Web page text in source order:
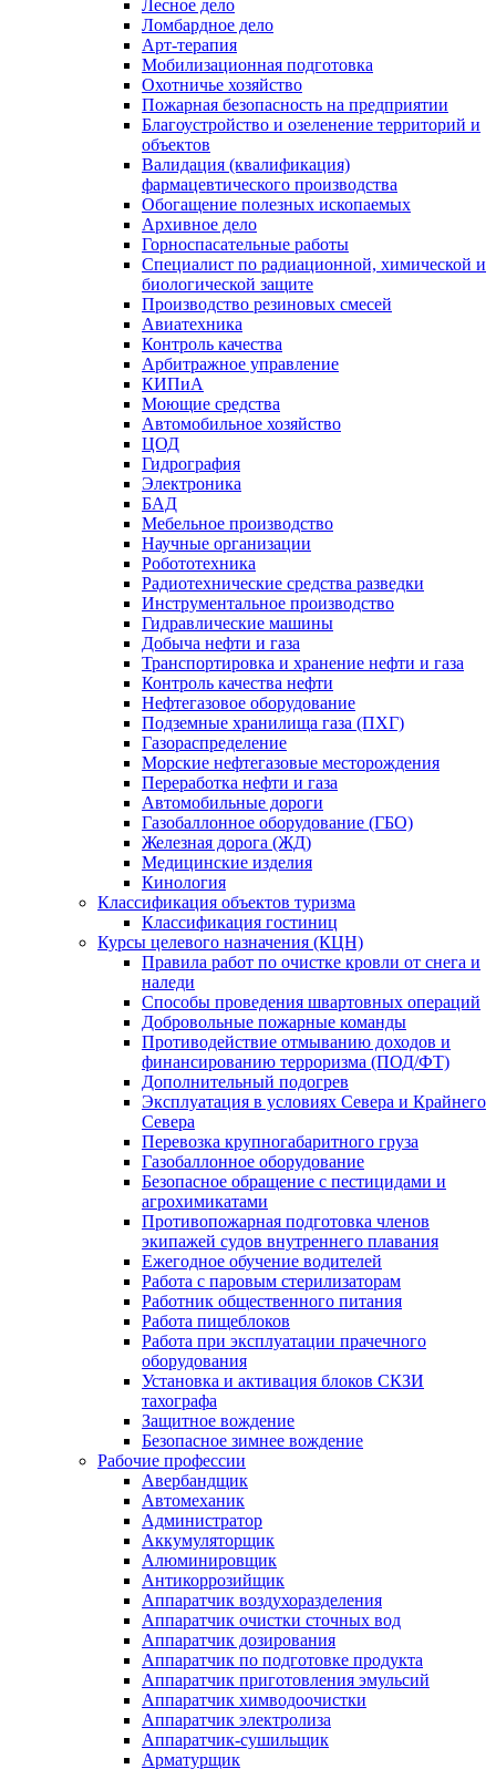
Лесное дело
Ломбардное дело
Арт-терапия
Мобилизационная подготовка
Охотничье хозяйство
Пожарная безопасность на предприятии
Благоустройство и озеленение территорий и
объектов
Валидация (квалификация)
фармацевтического производства
Обогащение полезных ископаемых
Архивное дело
Горноспасательные работы
Специалист по радиационной, химической и
биологической защите
Производство резиновых смесей
Авиатехника
Контроль качества
Арбитражное управление
КИПиА
Моющие средства
Автомобильное хозяйство
ЦОД
Гидрография
Электроника
БАД
Мебельное производство
Научные организации
Робототехника
Радиотехнические средства разведки
Инструментальное производство
Гидравлические машины
Добыча нефти и газа
Транспортировка и хранение нефти и газа
Контроль качества нефти
Нефтегазовое оборудование
Подземные хранилища газа (ПХГ)
Газораспределение
Морские нефтегазовые месторождения
Переработка нефти и газа
Автомобильные дороги
Газобаллонное оборудование (ГБО)
Железная дорога (ЖД)
Медицинские изделия
Кинология
Классификация объектов туризма
Классификация гостиниц
Курсы целевого назначения (КЦН)
Правила работ по очистке кровли от снега и
наледи
Способы проведения швартовных операций
Добровольные пожарные команды
Противодействие отмыванию доходов и
финансированию терроризма (ПОД/ФТ)
Дополнительный подогрев
Эксплуатация в условиях Севера и Крайнего
Севера
Перевозка крупногабаритного груза
Газобаллонное оборудование
Безопасное обращение с пестицидами и
агрохимикатами
Противопожарная подготовка членов
экипажей судов внутреннего плавания
Ежегодное обучение водителей
Работа с паровым стерилизаторам
Работник общественного питания
Работа пищеблоков
Работа при эксплуатации прачечного
оборудования
Установка и активация блоков СКЗИ
тахографа
Защитное вождение
Безопасное зимнее вождение
Рабочие профессии
Авербандщик
Автомеханик
Администратор
Аккумуляторщик
Алюминировщик
Антикоррозийщик
Аппаратчик воздухоразделения
Аппаратчик очистки сточных вод
Аппаратчик дозирования
Аппаратчик по подготовке продукта
Аппаратчик приготовления эмульсий
Аппаратчик химводоочистки
Аппаратчик электролиза
Аппаратчик-сушильщик
Арматурщик